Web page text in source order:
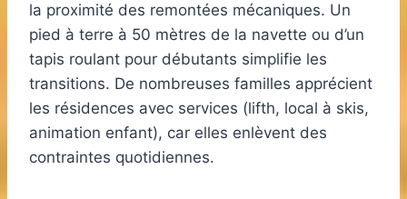
la proximité des remontées mécaniques. Un
pied à terre à 50 mètres de la navette ou d’un
tapis roulant pour débutants simplifie les
transitions. De nombreuses familles apprécient
les résidences avec services (lifth, local à skis,
animation enfant), car elles enlèvent des
contraintes quotidiennes.